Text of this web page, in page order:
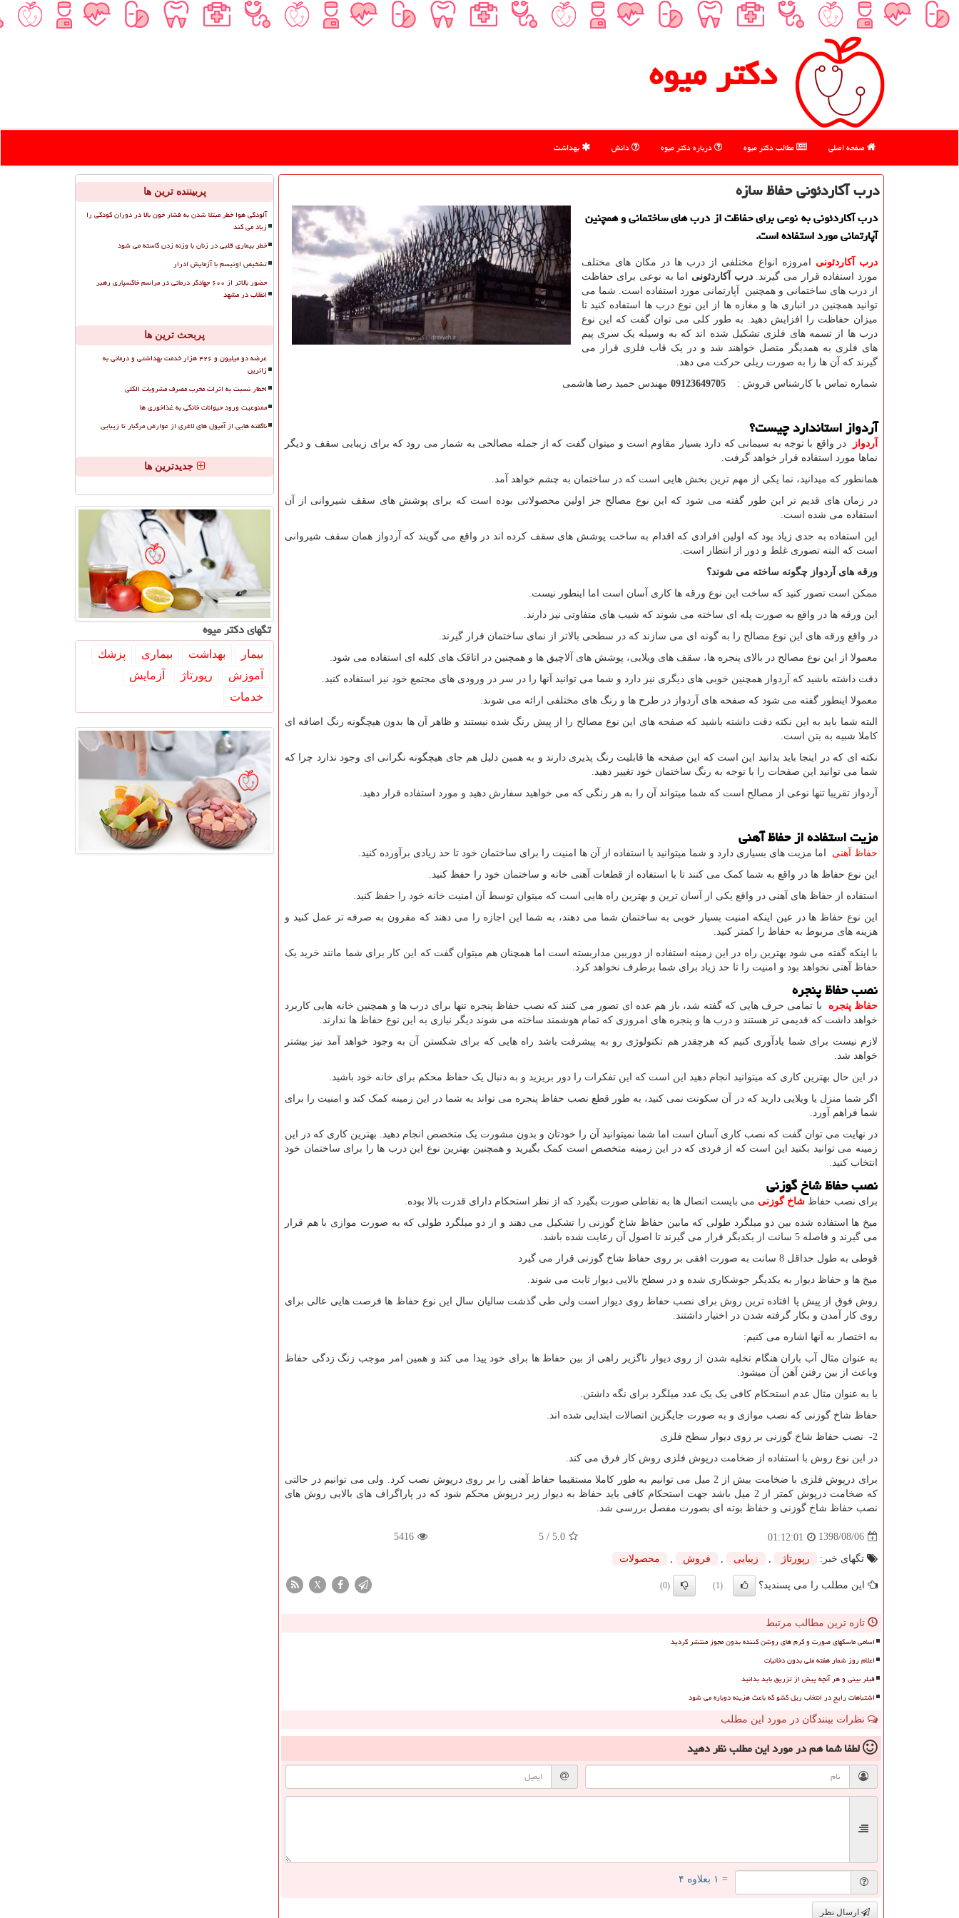
دكتر میوه
صفحه اصلی مطالب دكتر میوه درباره دكتر میوه دانش بهداشت
درب آكاردئونی حفاظ سازه
درب آكاردئونی به نوعی برای حفاظت از درب های ساختمانی و همچنین
آپارتمانی مورد استفاده است.
درب آکاردئونی امروزه انواع مختلفی از درب ها در مکان های مختلف
مورد استفاده قرار می گیرند.درب آکاردئونی اما به نوعی برای حفاظت
از درب های ساختمانی و همچنین آپارتمانی مورد استفاده است. شما می
توانید همچنین در انباری ها و مغازه ها از این نوع درب ها استفاده کنید تا
میزان حفاظت را افزایش دهید. به طور کلی می توان گفت که این نوع
درب ها از تسمه های فلزی تشکیل شده اند که به وسیله یک سری پیم
های فلزی به همدیگر متصل خواهند شد و در یک قاب فلزی قرار می
گیرند که آن ها را به صورت ریلی حرکت می دهد.
شماره تماس با کارشناس فروش : 09123649705 مهندس حمید رضا هاشمی
آردواز استاندارد چیست؟
آردواز
در واقع با توجه به سیمانی که دارد بسیار مقاوم است و میتوان گفت که از جمله مصالحی به شمار می رود که برای زیبایی سقف و دیگر
نماها مورد استفاده قرار خواهد گرفت.
همانطور که میدانید، نما یکی از مهم ترین بخش هایی است که در ساختمان به چشم خواهد آمد.
در زمان های قدیم تر این طور گفته می شود که این نوع مصالح جز اولین محصولاتی بوده است که برای پوشش های سقف شیروانی از آن
استفاده می شده است.
این استفاده به حدی زیاد بود که اولین افرادی که اقدام به ساخت پوشش های سقف کرده اند در واقع می گویند که آردواز همان سقف شیروانی
است که البته تصوری غلط و دور از انتظار است.
ورقه های آردواز چگونه ساخته می شوند؟
ممکن است تصور کنید که ساخت این نوع ورقه ها کاری آسان است اما اینطور نیست.
این ورقه ها در واقع به صورت پله ای ساخته می شوند که شیب های متفاوتی نیز دارند.
در واقع ورقه های این نوع مصالح را به گونه ای می سازند که در سطحی بالاتر از نمای ساختمان قرار گیرند.
معمولا از این نوع مصالح در بالای پنجره ها، سقف های ویلایی، پوشش های آلاچیق ها و همچنین در اتاقک های کلبه ای استفاده می شود.
دقت داشته باشید که آردواز همچنین خوبی های دیگری نیز دارد و شما می توانید آنها را در سر در ورودی های مجتمع خود نیز استفاده کنید.
معمولا اینطور گفته می شود که صفحه های آردواز در طرح ها و رنگ های مختلفی ارائه می شوند.
البته شما باید به این نکته دقت داشته باشید که صفحه های این نوع مصالح را از پیش رنگ شده نیستند و ظاهر آن ها بدون هیچگونه رنگ اضافه ای
کاملا شبیه به بتن است.
نکته ای که در اینجا باید بدانید این است که این صفحه ها قابلیت رنگ پذیری دارند و به همین دلیل هم جای هیچگونه نگرانی ای وجود ندارد چرا که
شما می توانید این صفحات را با توجه به رنگ ساختمان خود تغییر دهید.
آردواز تقریبا تنها نوعی از مصالح است که شما میتواند آن را به هر رنگی که می خواهید سفارش دهید و مورد استفاده قرار دهید.
مزیت استفاده از حفاظ آهنی
حفاظ آهنی اما مزیت های بسیاری دارد و شما میتوانید با استفاده از آن ها امنیت را برای ساختمان خود تا حد زیادی برآورده کنید.
این نوع حفاظ ها در واقع به شما کمک می کنند تا با استفاده از قطعات آهنی خانه و ساختمان خود را حفظ کنید.
استفاده از حفاظ های آهنی در واقع یکی از آسان ترین و بهترین راه هایی است که میتوان توسط آن امنیت خانه خود را حفظ کنید.
این نوع حفاظ ها در عین اینکه امنیت بسیار خوبی به ساختمان شما می دهند، به شما این اجازه را می دهند که مقرون به صرفه تر عمل کنید و
هزینه های مربوط به حفاظ را کمتر کنید.
با اینکه گفته می شود بهترین راه در این زمینه استفاده از دوربین مداربسته است اما همچنان هم میتوان گفت که این کار برای شما مانند خرید یک
حفاظ آهنی نخواهد بود و امنیت را تا حد زیاد برای شما برطرف نخواهد کرد.
نصب حفاظ پنجره
حفاظ پنجره با تمامی حرف هایی که گفته شد، باز هم عده ای تصور می کنند که نصب حفاظ پنجره تنها برای درب ها و همچنین خانه هایی کاربرد
خواهد داشت که قدیمی تر هستند و درب ها و پنجره های امروزی که تمام هوشمند ساخته می شوند دیگر نیازی به این نوع حفاظ ها ندارند.
لازم نیست برای شما یادآوری کنیم که هرچقدر هم تکنولوژی رو به پیشرفت باشد راه هایی که برای شکستن آن به وجود خواهد آمد نیز بیشتر
خواهد شد.
در این حال بهترین کاری که میتوانید انجام دهید این است که این تفکرات را دور بریزید و به دنبال یک حفاظ محکم برای خانه خود باشید.
اگر شما منزل یا ویلایی دارید که در آن سکونت نمی کنید، به طور قطع نصب حفاظ پنجره می تواند به شما در این زمینه کمک کند و امنیت را برای
شما فراهم آورد.
در نهایت می توان گفت که نصب کاری آسان است اما شما نمیتوانید آن را خودتان و بدون مشورت یک متخصص انجام دهید. بهترین کاری که در این
زمینه می توانید بکنید این است که از فردی که در این زمینه متخصص است کمک بگیرید و همچنین بهترین نوع این درب ها را برای ساختمان خود
انتخاب کنید.
نصب حفاظ شاخ گوزنی
برای نصب حفاظ شاخ گوزنی می بایست اتصال ها به نقاطی صورت بگیرد که از نظر استحکام دارای قدرت بالا بوده.
میخ ها استفاده شده بین دو میلگرد طولی که مابین حفاظ شاخ گوزنی را تشکیل می دهند و از دو میلگرد طولی که به صورت موازی با هم قرار
می گیرند و فاصله 5 سانت از یکدیگر قرار می گیرند تا اصول آن رعایت شده باشد.
قوطی به طول حداقل 8 سانت به صورت افقی بر روی حفاظ شاخ گوزنی قرار می گیرد
میخ ها و حفاظ دیوار به یکدیگر جوشکاری شده و در سطح بالایی دیوار ثابت می شوند.
روش فوق از پیش پا افتاده ترین روش برای نصب حفاظ روی دیوار است ولی طی گذشت سالیان سال این نوع حفاظ ها فرصت هایی عالی برای
روی کار آمدن و بکار گرفته شدن در اختیار داشتند.
به اختصار به آنها اشاره می کنیم:
به عنوان مثال آب باران هنگام تخلیه شدن از روی دیوار ناگزیر راهی از بین حفاظ ها برای خود پیدا می کند و همین امر موجب زنگ زدگی حفاظ
وباعث از بین رفتن آهن آن میشود.
یا به عنوان مثال عدم استحکام کافی یک یک عدد میلگرد برای نگه داشتن.
حفاظ شاخ گوزنی که نصب موازی و به صورت جایگزین اتصالات ابتدایی شده اند.
2- نصب حفاظ شاخ گوزنی بر روی دیوار سطح فلزی
در این نوع روش با استفاده از ضخامت درپوش فلزی روش کار فرق می کند.
برای درپوش فلزی با ضخامت بیش از 2 میل می توانیم به طور کاملا مستقیما حفاظ آهنی را بر روی درپوش نصب کرد. ولی می توانیم در حالتی
که ضخامت درپوش کمتر از 2 میل باشد جهت استحکام کافی باید حفاظ به دیوار زیر درپوش محکم شود که در پاراگراف های بالایی روش های
نصب حفاظ شاخ گوزنی و حفاظ بوته ای بصورت مفصل بررسی شد.
1398/08/06
01:12:01
5.0
/ 5
5416
تگهای خبر: رپورتاژ زیبایی فروش محصولات
این مطلب را می پسندید؟ (1)
(0)
X
تازه ترین مطالب مرتبط
اسامی ماسکهای صورت و کرم های روشن کننده بدون مجوز منتشر گردید
اعلام روز شمار هفته ملی بدون دخانیات
فیلر بینی و هر آنچه پیش از تزریق باید بدانید
اشتباهات رایج در انتخاب ریل کشو که باعث هزینه دوباره می شود
نظرات بینندگان در مورد این مطلب
لطفا شما همدر مورد این مطلبنظر دهید
= ۱ بعلاوه ۴
ارسال نظر
پربیننده ترین ها
آلودگی هوا خطر مبتلا شدن به فشار خون بالا در دوران کودکی را
زیاد می کند
خطر بیماری قلبی در زنان با وزنه زدن کاسته می شود
تشخیص اوتیسم با آزمایش ادرار
حضور بالاتر از ۶۰۰ جهادگر درمانی در مراسم خاکسپاری رهبر
انقلاب در مشهد
پربحث ترین ها
عرضه دو میلیون و ۴۲۶ هزار خدمت بهداشتی و درمانی به
زائرین
اخطار نسبت به اثرات مخرب مصرف مشروبات الکلی
ممنوعیت ورود حیوانات خانگی به غذاخوری ها
ناگفته هایی از آمپول های لاغری از عوارض مرگبار تا زیبایی
جدیدترین ها
تگهای دكتر میوه
بیمار بهداشت بیماری
پزشك
آموزش
رپورتاژ
آزمایش
خدمات